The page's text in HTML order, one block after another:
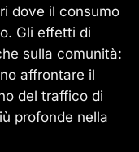
dove il consumo
Gli effetti di
sulla comunità:
affrontare il
del traffico di
profonde nella